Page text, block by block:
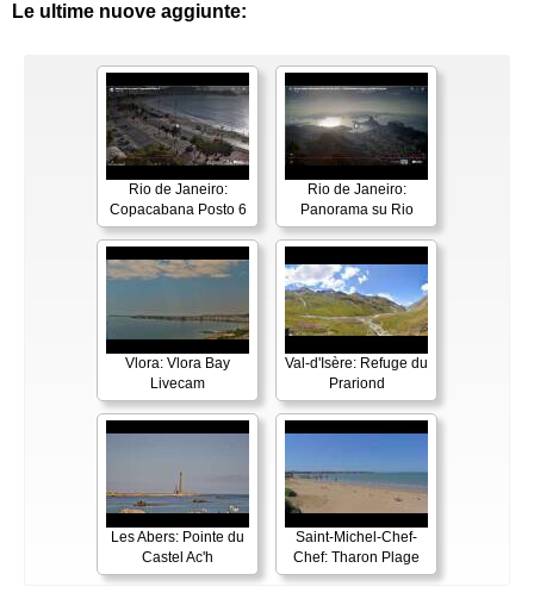
Le ultime nuove aggiunte:
Rio de Janeiro:
Copacabana Posto 6
Rio de Janeiro:
Panorama su Rio
Vlora: Vlora Bay
Livecam
Val-d'Isère: Refuge du
Prariond
Les Abers: Pointe du
Castel Ac'h
Saint-Michel-Chef-
Chef: Tharon Plage